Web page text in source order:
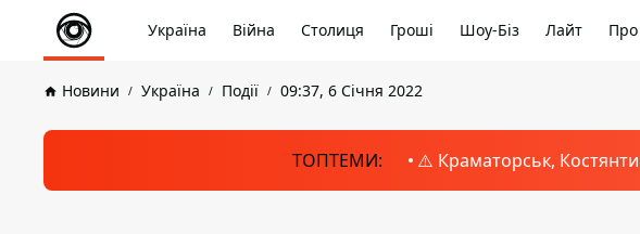
Україна Війна Столиця Гроші Шоу-Біз Лайт
Новини Україна Події 09:37, 6 Січня 2022
ТОПТЕМИ: ⚠️ Краматорськ,